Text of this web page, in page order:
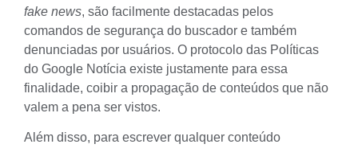
fake news, são facilmente destacadas pelos
comandos de segurança do buscador e também
denunciadas por usuários. O protocolo das Políticas
do Google Notícia existe justamente para essa
finalidade, coibir a propagação de conteúdos que não
valem a pena ser vistos.
Além disso, para escrever qualquer conteúdo